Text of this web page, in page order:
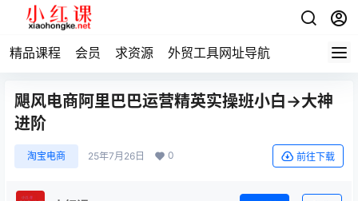
精品课程 会员 求资源 外贸工具网址导航
飓风电商阿里巴巴运营精英实操班小白→大神
进阶
淘宝电商 25年7月26日 0 前往下载